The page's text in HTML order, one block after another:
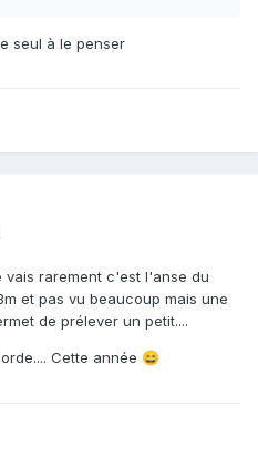
seul à le penser
vais rarement c'est l'anse du
et pas vu beaucoup mais une
de prélever un petit....
Cette année 😄